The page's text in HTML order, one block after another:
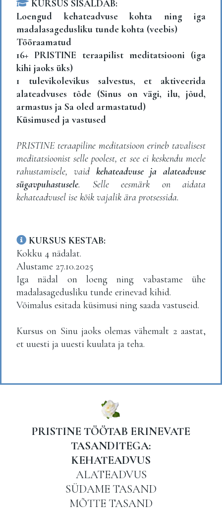
KURSUS SISALDAB:
Loengud kehateadvuse kohta ning iga
madalasagedusliku tunde kohta (veebis)
Tööraamatud
16+ PRISTINE teraapilist meditatsiooni (iga
kihi jaoks üks)
1 tulevikolevikus salvestus, et aktiveerida
alateadvuses tõde (Sinus on vägi, ilu, jõud,
armastus ja Sa oled armastatud)
Küsimused ja vastused
PRISTINE teraapiline meditatsioon erineb tavalisest
meditatsioonist selle poolest, et see ei keskendu meele
rahustamisele, vaid kehateadvuse ja alateadvuse
sügavpuhastusele. Selle eesmärk on aidata
kehateadvusel ise kõik vajalik ära protsessida.
KURSUS KESTAB:
Kokku 4 nädalat.
Alustame 27.10.2025
Iga nädal on loeng ning vabastame ühe
madalasagedusliku tunde erinevad kihid.
Võimalus esitada küsimusi ning saada vastuseid.
Kursus on Sinu jaoks olemas vähemalt 2 aastat,
et uuesti ja uuesti kuulata ja teha.
PRISTINE TÖÖTAB ERINEVATE
TASANDITEGA:
KEHATEADVUS
ALATEADVUS
SÜDAME TASAND
MÕTTE TASAND